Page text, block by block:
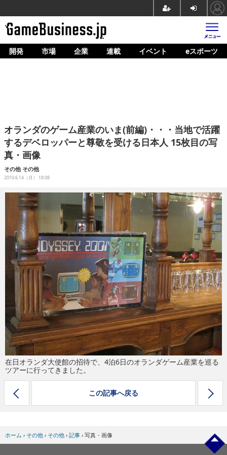
ホーム
企業動向
人材育成
産業政策
連載
イベント/セミナー
eスポーツ
開発 市場 企業 連載 イベント eスポーツ
オランダのゲーム産業のいま(前編)・・・当地で活躍
するデベロッパーと尊敬を受ける日本人 15枚目の写
真・画像
その他 その他
2010.6.14（月） 18:08
在日オランダ大使館の招待で、4泊6日のオランダゲーム産業を巡る
ツアーに行ってきました。
この記事へ戻る
ホーム › その他 › その他 › 記事 › 写真・画像